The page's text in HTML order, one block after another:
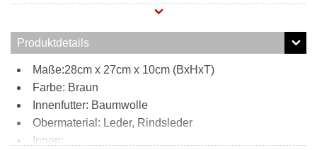
gefertigt, außerdem findet sich das Design der Tasche auf
luftigem Sommerkleid über British Chic bis rockiger
Lederjacke) und zu jedem Anlass (von Uni über Freizeit
Produktdetails
Maße:28cm x 27cm x 10cm (BxHxT)
Farbe: Braun
Innenfutter: Baumwolle
Obermaterial: Leder, Rindsleder
Innen: